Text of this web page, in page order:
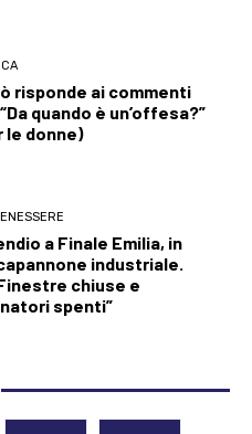
risponde ai commenti
quando è un’offesa?”
le donne)
a Finale Emilia, in
industriale.
chiuse e
spenti”